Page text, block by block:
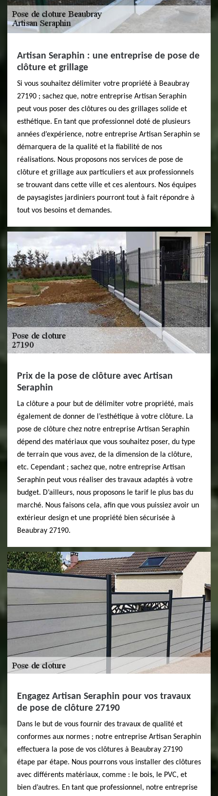
Artisan Seraphin : une entreprise de pose de
clôture et grillage
Si vous souhaitez délimiter votre propriété à Beaubray
27190 ; sachez que, notre entreprise Artisan Seraphin
peut vous poser des clôtures ou des grillages solide et
esthétique. En tant que professionnel doté de plusieurs
années d’expérience, notre entreprise Artisan Seraphin se
démarquera de la qualité et la fiabilité de nos
réalisations. Nous proposons nos services de pose de
clôture et grillage aux particuliers et aux professionnels
se trouvant dans cette ville et ces alentours. Nos équipes
de paysagistes jardiniers pourront tout à fait répondre à
tout vos besoins et demandes.
Prix de la pose de clôture avec Artisan
Seraphin
La clôture a pour but de délimiter votre propriété, mais
également de donner de l’esthétique à votre clôture. La
pose de clôture chez notre entreprise Artisan Seraphin
dépend des matériaux que vous souhaitez poser, du type
de terrain que vous avez, de la dimension de la clôture,
etc. Cependant ; sachez que, notre entreprise Artisan
Seraphin peut vous réaliser des travaux adaptés à votre
budget. D’ailleurs, nous proposons le tarif le plus bas du
marché. Nous faisons cela, afin que vous puissiez avoir un
extérieur design et une propriété bien sécurisée à
Beaubray 27190.
Engagez Artisan Seraphin pour vos travaux
de pose de clôture 27190
Dans le but de vous fournir des travaux de qualité et
conformes aux normes ; notre entreprise Artisan Seraphin
effectuera la pose de vos clôtures à Beaubray 27190
étape par étape. Nous pourrons vous installer des clôtures
avec différents matériaux, comme : le bois, le PVC, et
bien d’autres. En tant que professionnel, notre entreprise